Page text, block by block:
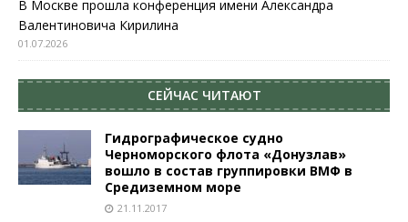
В Москве прошла конференция имени Александра
Валентиновича Кирилина
01.07.2026
СЕЙЧАС ЧИТАЮТ
Гидрографическое судно
Черноморского флота «Донузлав»
вошло в состав группировки ВМФ в
Средиземном море
21.11.2017